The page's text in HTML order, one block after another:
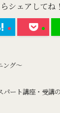
シェアしてね！
ング～
パート講座・受講